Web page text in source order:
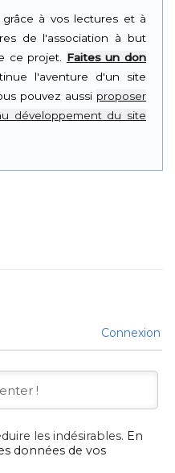
à vos lectures et à
de l'association à but
ce projet. Faites un don
l'aventure d'un site
pouvez aussi proposer
développement du site
Connexion
les indésirables. En
données de vos